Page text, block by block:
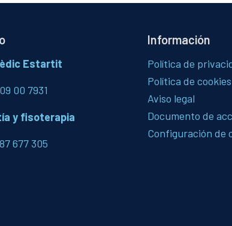
Estartit
00 7931
y fisoterapia
677 305
Información
Política de
Política de cookies
Aviso legal
Documento de
Configuración de